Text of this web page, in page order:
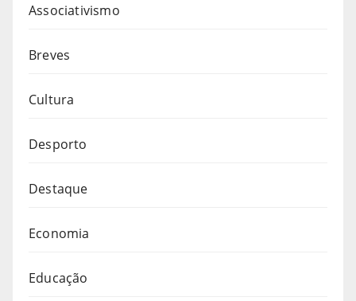
Associativismo
Breves
Cultura
Desporto
Destaque
Economia
Educação